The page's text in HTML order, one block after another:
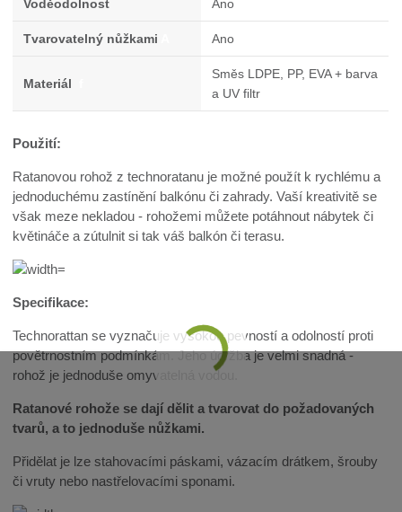
Voděodolnost Ano
Tvarovatelný nůžkami Ano
Materiál
Směs LDPE, PP, EVA + barva
a UV filtr
Použití:
Ratanovou rohož z technoratanu je možné použít k rychlému a
jednoduchému zastínění balkónu či zahrady. Vaší kreativitě se
však meze nekladou - rohožemi můžete potáhnout nábytek či
květináče a zútulnit si tak váš balkón či terasu.
Specifikace:
Technorattan se vyznačuje vysokou pevností a odolností proti
povětrnostním podmínkám. Jeho údržba je velmi snadná -
rohož je jednoduše omyvatelná vodou.
Ratanové rohože se dají dělit a tvarovat do požadovaných
tvarů, a to jednoduše nůžkami.
Přidělat je lze stahovacími páskami, vázacím drátkem, šrouby
či vruty nebo nastřelovacími sponami.